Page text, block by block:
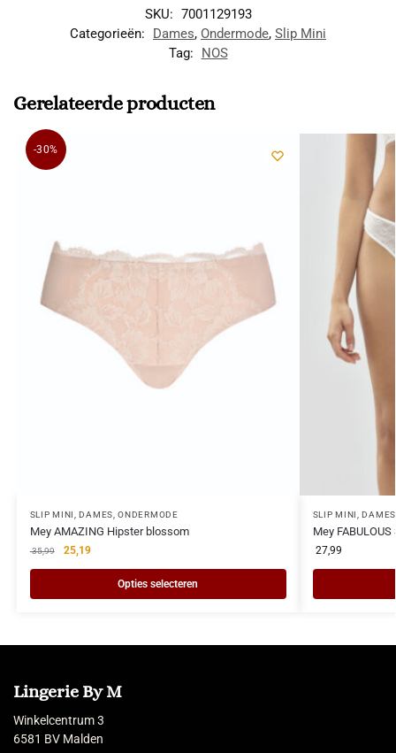
SKU: 7001129193
Categorieën:
Dames, Ondermode, Slip Mini
Tag:
NOS
Gerelateerde producten
-30%
SLIP MINI,DAMES,ONDERMODE
Mey AMAZING Hipster blossom
35,99 25,19
Opties selecteren
SLIP MINI,DAMES
Mey
27,99
Lingerie By M
Winkelcentrum 3
6581 BV Malden